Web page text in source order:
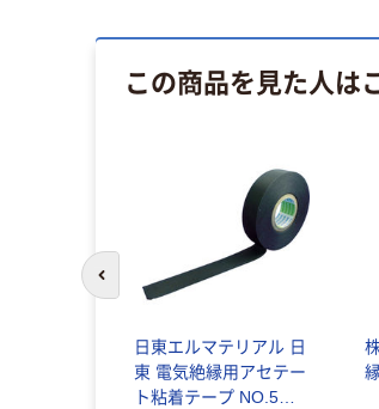
この商品を見た人は
日東エルマテリアル 日
東 電気絶縁用アセテー
ト粘着テープ NO.5
前のスライドへ